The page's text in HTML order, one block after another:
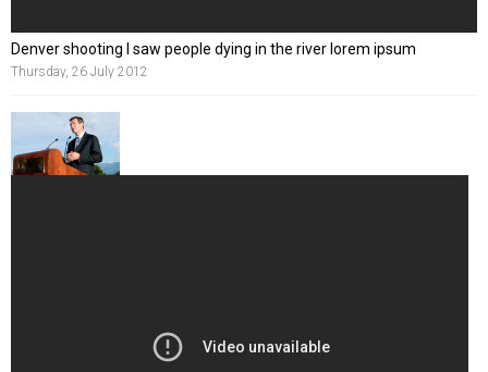
Denver shooting I saw people dying in the river lorem ipsum
Thursday, 26 July 2012